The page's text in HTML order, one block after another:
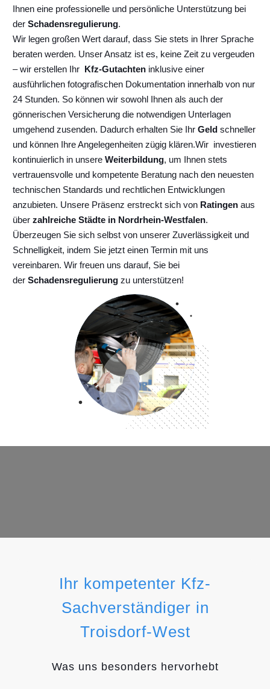
Ihnen eine professionelle und persönliche Unterstützung bei
der Schadensregulierung.
Wir legen großen Wert darauf, dass Sie stets in Ihrer Sprache
beraten werden. Unser Ansatz ist es, keine Zeit zu vergeuden
– wir erstellen Ihr Kfz-Gutachten inklusive einer
ausführlichen fotografischen Dokumentation innerhalb von nur
24 Stunden. So können wir sowohl Ihnen als auch der
gönnerischen Versicherung die notwendigen Unterlagen
umgehend zusenden. Dadurch erhalten Sie Ihr Geld schneller
und können Ihre Angelegenheiten zügig klären.Wir investieren
kontinuierlich in unsere Weiterbildung, um Ihnen stets
vertrauensvolle und kompetente Beratung nach den neuesten
technischen Standards und rechtlichen Entwicklungen
anzubieten. Unsere Präsenz erstreckt sich von Ratingen aus
über zahlreiche Städte in Nordrhein-Westfalen.
Überzeugen Sie sich selbst von unserer Zuverlässigkeit und
Schnelligkeit, indem Sie jetzt einen Termin mit uns
vereinbaren. Wir freuen uns darauf, Sie bei
der Schadensregulierung zu unterstützen!
Ihr kompetenter Kfz-
Sachverständiger in
Troisdorf-West
Was uns besonders hervorhebt